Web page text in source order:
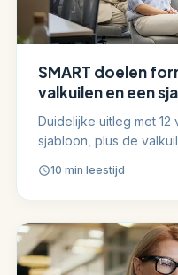
SMART doelen
valkuilen en een
Duidelijke uitleg met
sjabloon, plus de
10 min leestijd